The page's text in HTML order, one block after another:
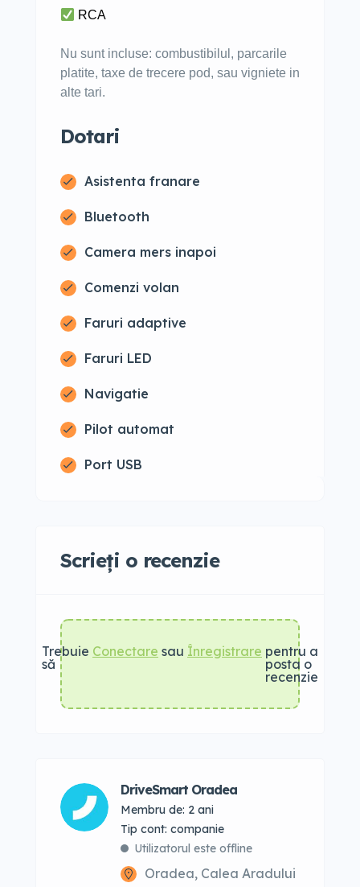
RCA
Nu sunt incluse: combustibilul, parcarile
platite, taxe de trecere pod, sau vigniete in
alte tari.
Dotari
Asistenta franare
Bluetooth
Camera mers inapoi
Comenzi volan
Faruri adaptive
Faruri LED
Navigatie
Pilot automat
Port USB
Scrieți o recenzie
Trebuie
să
Conectare sau Înregistrare pentru a
posta o
recenzie
DriveSmart Oradea
Membru de: 2 ani
tip cont: companie
Utilizatorul este offline
Oradea, Calea Aradului